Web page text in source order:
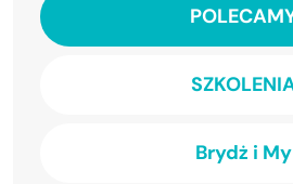
Brydż i My